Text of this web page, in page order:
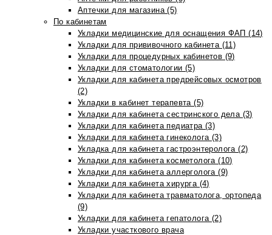
Аптечки для магазина (5)
По кабинетам
Укладки медицинские для оснащения ФАП (14)
Укладки для прививочного кабинета (11)
Укладки для процедурных кабинетов (9)
Укладки для стоматологии (5)
Укладки для кабинета предрейсовых осмотров
(2)
Укладки в кабинет терапевта (5)
Укладки для кабинета сестринского дела (3)
Укладки для кабинета педиатра (3)
Укладки для кабинета гинеколога (3)
Укладка для кабинета гастроэнтеролога (2)
Укладки для кабинета косметолога (10)
Укладки для кабинета аллерголога (9)
Укладки для кабинета хирурга (4)
Укладки для кабинета травматолога, ортопеда
(9)
Укладки для кабинета гепатолога (2)
Укладки участкового врача